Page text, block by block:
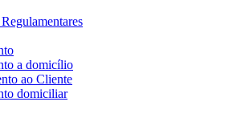
a domicílio
ao Cliente
domiciliar